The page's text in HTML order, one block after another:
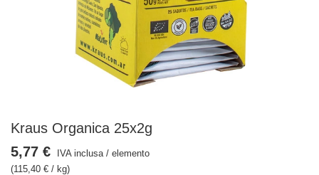
Kraus Organica 25x2g
5,77 €
IVA inclusa/ elemento
(115,40 € / kg)